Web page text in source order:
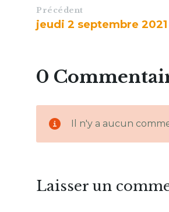
Précédent
jeudi 2 septembre 2021
0
Il n'y a aucun
Laisser un